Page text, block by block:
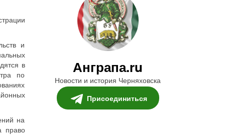
и
в
по
на
право
Анграпа.ru
Новости и история Черняховска
Присоединиться